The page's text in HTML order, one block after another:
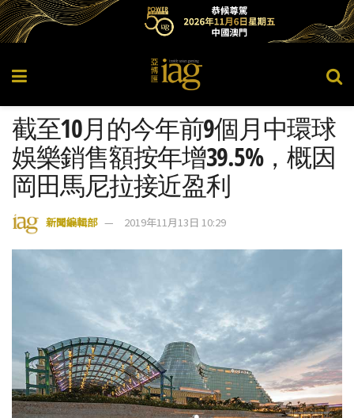
截至10月的今年前9個月中環球
娛樂銷售額按年增39.5%，概因
岡田馬尼拉接近盈利
新聞編輯部 2019年11月13日 10:29